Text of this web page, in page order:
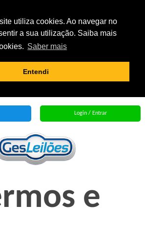
utiliza cookies. Ao navegar no
a sua utilização. Saiba mais
Saber mais
Entendi
Login / Entrar
e